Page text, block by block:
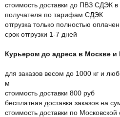
стоимость доставки до ПВЗ СДЭК
получателя по тарифам СДЭК
отгрузка только полностью
срок отгрузки 1-7 дней
Курьером до адреса в Москве и
для заказов весом до 1000 кг и
м
стоимость доставки 800 руб
бесплатная доставка заказов на
стоимость доставки по